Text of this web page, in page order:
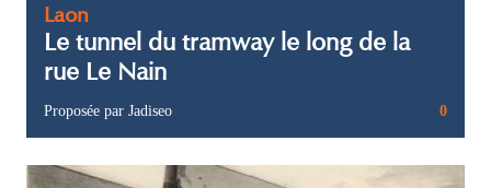
Laon
Le tunnel du tramway le long de la
rue Le Nain
Proposée par Jadiseo 0